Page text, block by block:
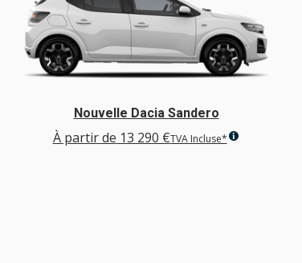
Nouvelle Dacia Sandero
À partir de 13 290 €TVA Incluse*